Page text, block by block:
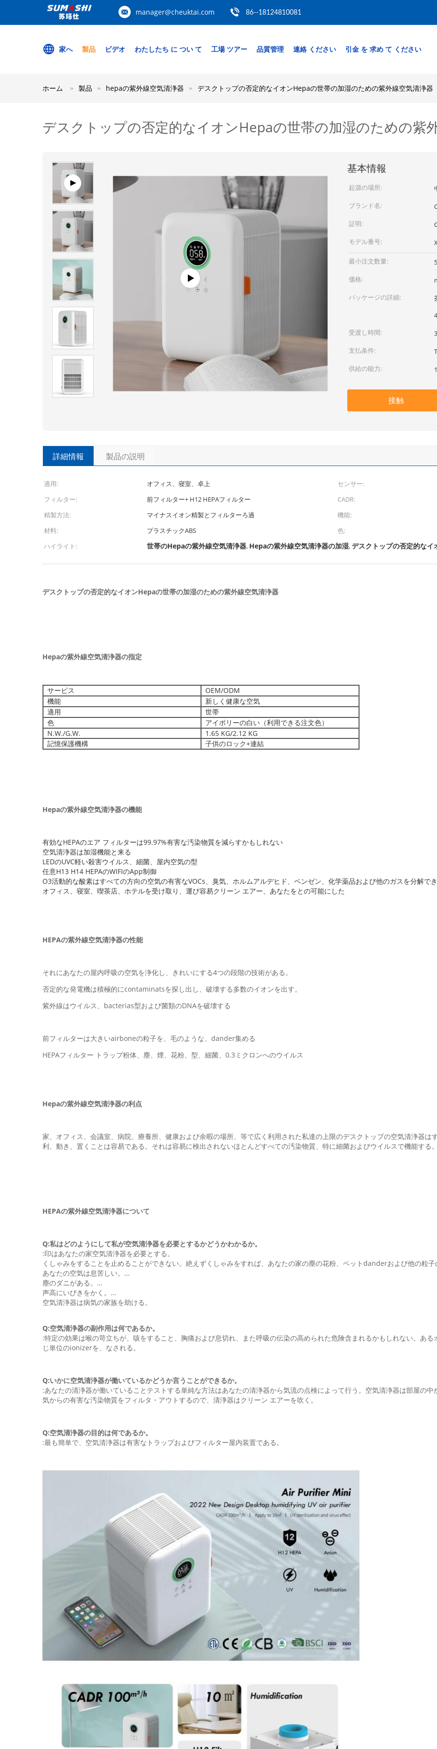
manager@cheuktai.com 86--18124810081
家へ 製品 ビデオ わたしたち に つい て 工場 ツアー 品質管理 連絡 ください 引金 を 求め て ください
ホーム 製品 hepaの紫外線空気清浄器 デスクトップの否定的なイオンHepaの世帯の加湿のための紫外線空気清浄器
デスクトップの否定的なイオンHepaの世帯の加湿のための紫
基本情報
起源の場所:
ブランド名:
証明:
モデル番号:
最小注文数量:
価格:
パッケージの詳細:
受渡し時間:
支払条件:
供給の能力:
接触
詳細情報 製品の説明
適用: オフィス、寝室、卓上 センサー:
フィルター:
前フィルター+ H12 HEPAフィルター CADR:
精製方法:
マイナスイオン精製とフィルターろ過 機能:
材料:
プラスチックABS 色:
ハイライト:
世帯のHepaの紫外線空気清浄器, Hepaの紫外線空気清浄器の加湿,デスクトップの否定的なイ
デスクトップの否定的なイオンHepaの世帯の加湿のための紫外線空気清浄器
Hepaの紫外線空気清浄器の指定
サービス
OEM/ODM
機能
新しく健康な空気
適用
世帯
色
アイボリーの白い（利用できる注文色）
N.W./G.W.
1.65 KG/2.12 KG
記憶保護機構
子供のロック+連結
Hepaの紫外線空気清浄器の機能
有効なHEPAのエア フィルターは99.97%有害な汚染物質を減らすかもしれない
空気清浄器は加湿機能と来る
LEDのUVC軽い殺害ウイルス、細菌、屋内空気の型
任意H13 H14 HEPAのWIFIのApp制御
O3活動的な酸素はすべての方向の空気の有害なVOCs、臭気、ホルムアルデヒド、ベンゼン、化学薬品および他のガスを分解で
オフィス、寝室、喫茶店、ホテルを受け取り、運び容易クリーン エアー、あなたをとの可能にした
HEPAの紫外線空気清浄器の性能
それにあなたの屋内呼吸の空気を浄化し、きれいにする4つの段階の技術がある。
否定的な発電機は積極的にcontaminatsを探し出し、破壊する多数のイオンを出す。
紫外線はウイルス、bacterias型および菌類のDNAを破壊する
前フィルターは大きいairboneの粒子を、毛のような、dander集める
HEPAフィルター トラップ粉体、塵、煙、花粉、型、細菌、0.3ミクロンへのウイルス
Hepaの紫外線空気清浄器の利点
家、オフィス、会議室、病院、療養所、健康および余暇の場所、等で広く利用された私達の上限のデスクトップの空気清浄器
利、動き、置くことは容易である。それは容易に検出されないほとんどすべての汚染物質、特に細菌およびウイルスで機能する。
HEPAの紫外線空気清浄器について
Q:私はどのようにして私が空気清浄器を必要とするかどうかわかるか。
:印はあなたの家空気清浄器を必要とする。
くしゃみをすることを止めることができない。絶えずくしゃみをすれば、あなたの家の塵の花粉、ペットdanderおよび他の粒
あなたの空気は息苦しい。…
塵のダニがある。…
声高にいびきをかく。…
空気清浄器は病気の家族を助ける。
Q:空気清浄器の副作用は何であるか。
:特定の効果は喉の苛立ちが、咳をすること、胸痛および息切れ、また呼吸の伝染の高められた危険含まれるかもしれない。あ
じ単位のionizerを、なされる。
Q:いかに空気清浄器が働いているかどうか言うことができるか。
:あなたの清浄器が働いていることテストする単純な方法はあなたの清浄器から気流の点検によって行う。空気清浄器は部屋の
気からの有害な汚染物質をフィルタ・アウトするので、清浄器はクリーン エアーを吹く。
Q:空気清浄器の目的は何であるか。
:最も簡単で、空気清浄器は有害なトラップおよびフィルター屋内装置である。